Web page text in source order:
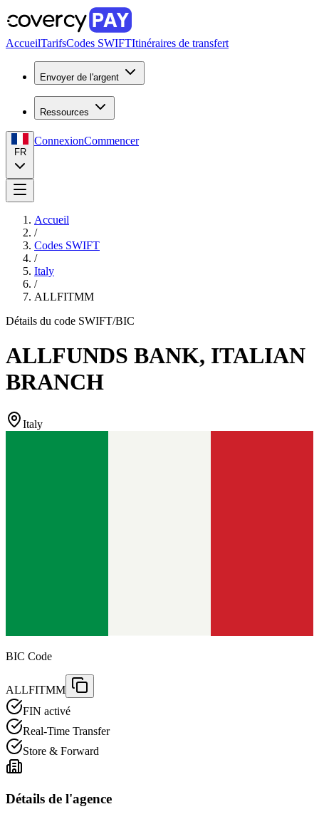
AccueilTarifsCodes SWIFTItinéraires de transfert
Envoyer de l'argent
Ressources
FR
ConnexionCommencer
Accueil
/
Codes SWIFT
/
Italy
/
ALLFITMM
Détails du code SWIFT/BIC
ALLFUNDS BANK, ITALIAN
BRANCH
Italy
BIC Code
ALLFITMM
FIN activé
Real-Time Transfer
Store & Forward
Détails de l'agence